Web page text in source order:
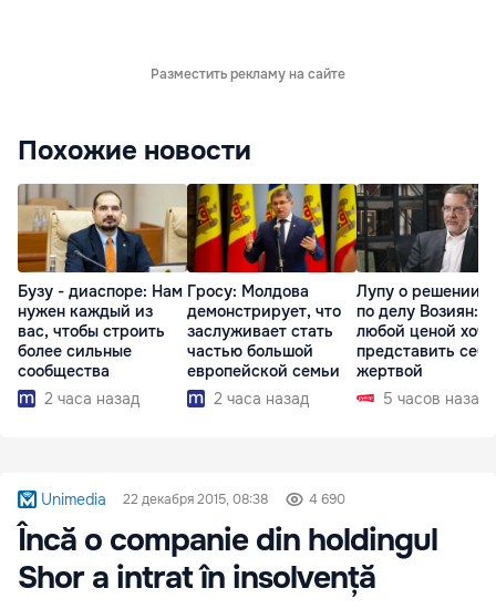
Разместить рекламу на сайте
Похожие новости
Бузу - диаспоре: Нам
нужен каждый из
вас, чтобы строить
более сильные
сообщества
2 часа назад
Гросу: Молдова
демонстрирует, что
заслуживает стать
частью большой
европейской семьи
2 часа назад
Лупу о решении
по делу Возиян:
любой ценой
представить себя
жертвой
5 часов назад
Unimedia 22 декабря 2015, 08:38 4 690
Încă o companie din holdingul
Shor a intrat în insolvență